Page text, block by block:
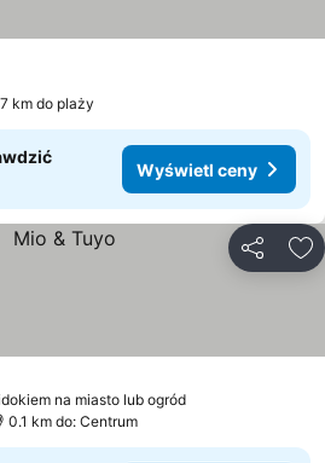
km do plaży
Wyświetl ceny
na miasto lub ogród
0.1 km do: Centrum